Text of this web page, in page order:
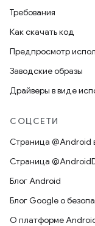
Требования
Как скачать код
Предпросмотр
Заводские образы
Драйверы в виде
СОЦСЕТИ
Страница @Android
Страница
Блог Android
Блог Google о
О платформе